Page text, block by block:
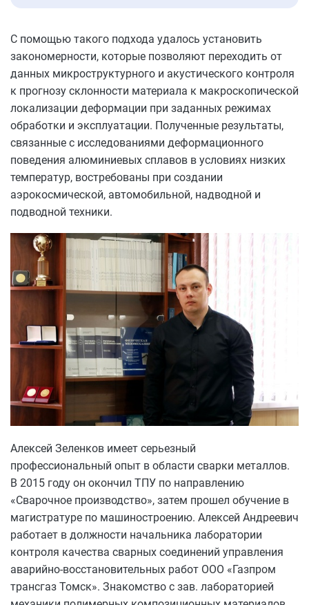
С помощью такого подхода удалось установить
закономерности, которые позволяют переходить от
данных микроструктурного и акустического контроля
к прогнозу склонности материала к макроскопической
локализации деформации при заданных режимах
обработки и эксплуатации. Полученные результаты,
связанные с исследованиями деформационного
поведения алюминиевых сплавов в условиях низких
температур, востребованы при создании
аэрокосмической, автомобильной, надводной и
подводной техники.
Алексей Зеленков имеет серьезный
профессиональный опыт в области сварки металлов.
В 2015 году он окончил ТПУ по направлению
«Сварочное производство», затем прошел обучение в
магистратуре по машиностроению. Алексей Андреевич
работает в должности начальника лаборатории
контроля качества сварных соединений управления
аварийно-восстановительных работ ООО «Газпром
трансгаз Томск». Знакомство с зав. лабораторией